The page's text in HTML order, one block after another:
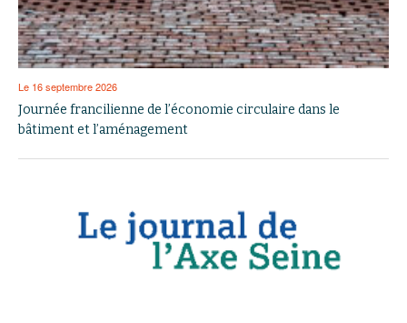
Le 16 septembre 2026
Journée francilienne de l’économie circulaire dans le
bâtiment et l’aménagement